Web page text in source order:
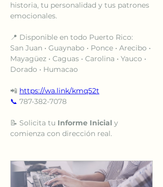
historia, tu personalidad y tus patrones
emocionales.
📍 Disponible en todo Puerto Rico:
San Juan • Guaynabo • Ponce • Arecibo •
Mayagüez • Caguas • Carolina • Yauco •
Dorado • Humacao
📲 https://wa.link/kmq52t
📞 787-382-7078
📝 Solicita tu Informe Inicial y
comienza con dirección real.